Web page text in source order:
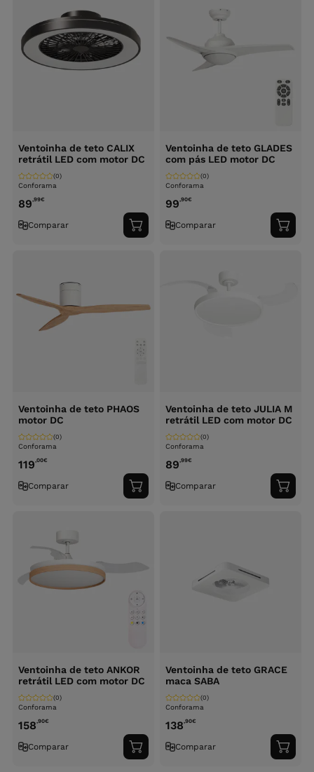
Ventoinha de teto CALIX
retrátil LED com motor DC
Conforama
(0)
89 ,99€
Comparar
Adicionar
ao
Ventoinha de teto GLADES
com pás LED motor DC
Conforama
(0)
99 ,90€
Comparar
ao
Ventoinha de teto PHAOS
motor DC
Conforama
(0)
119 ,00€
Comparar
Adicionar
ao
Ventoinha de teto JULIA M
retrátil LED com motor DC
Conforama
(0)
89 ,99€
Comparar
ao
Ventoinha de teto ANKOR
retrátil LED com motor DC
Conforama
(0)
158 ,90€
Comparar
Adicionar
ao
Ventoinha de teto GRACE
maca SABA
Conforama
(0)
138 ,90€
Comparar
ao